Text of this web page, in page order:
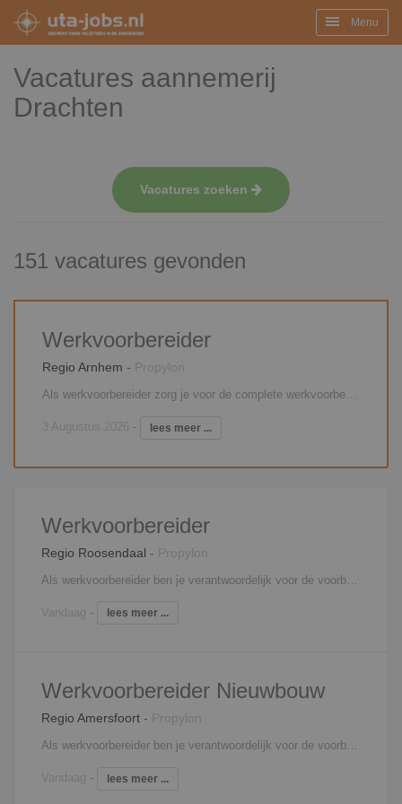
Menu
Vacatures aannemerij
Drachten
Vacatures zoeken
151 vacatures gevonden
Werkvoorbereider
Regio Arnhem - Propylon
Als werkvoorbereider zorg je voor de complete werkvoorbereiding van het aan jou toegewezen bouwproject. Je bereidt het project zo voor, dat het bouwproces soepel en gestructureerd verloopt. Jij bent degene die alle stukken gereed maakt voor de uitvoering en de inkoop voorbereidt. Je overziet het complexe geheel zonder daarbij de details uit het oog te verliezen. Naast de gebruikelijke werkvoorbereidingstaken, zoals het maken van planningen en schema's en het controleren van (werk)tekeningen, behoort eventueel ook tot je taken de kostenbewaking.
3 Augustus 2026 - lees meer ...
Werkvoorbereider
Regio Roosendaal - Propylon
Vandaag - lees meer ...
Werkvoorbereider Nieuwbouw
Regio Amersfoort - Propylon
Als werkvoorbereider ben je verantwoordelijk voor de voorbereiding en de begeleiding van één of meerdere nieuwbouwprojecten. Je bent medeverantwoordelijk voor het behalen van de vooraf gestelde doelstellingen. Om deze doelstellingen te behalen stel je planningen en inkoopopdrachten op en zorg je voor de complete technische werkvoorbereiding. Je beoordeelt eveneens leveranciers en zorgt ervoor dat de gegevens voor de financiële bewaking en de afhandeling van projecten kloppen. Ook het signaleren en berekenen van meer- en minderwerk behoort tot jouw verantwoordelijkheden. Tot slot controleer, registreer en distribueer je documenten.
Vandaag - lees meer ...